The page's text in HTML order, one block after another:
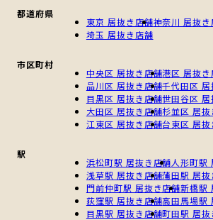
都道府県
東京 居抜き店舗神奈川 居抜
埼玉 居抜き店舗
市区町村
中央区 居抜き店舗港区 居抜き
品川区 居抜き店舗千代田区
目黒区 居抜き店舗世田谷区
大田区 居抜き店舗杉並区 居抜
江東区 居抜き店舗台東区 居抜
駅
浜松町駅 居抜き店舗人形町駅
浅草駅 居抜き店舗蒲田駅 居抜
門前仲町駅 居抜き店舗新橋駅
荻窪駅 居抜き店舗高田馬場駅
目黒駅 居抜き店舗町田駅 居抜